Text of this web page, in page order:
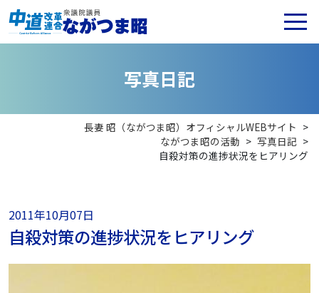
写真日記
長妻 昭（ながつま昭）オフィシャルWEBサイト >
ながつま昭の活動 > 写真日記 >
自殺対策の進捗状況をヒアリング
2011年10月07日
自殺対策の進捗状況をヒアリング